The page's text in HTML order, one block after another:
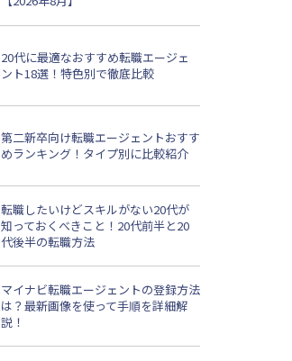
20代に最適なおすすめ転職エージェ
ント18選！特色別で徹底比較
第二新卒向け転職エージェントおすす
めランキング！タイプ別に比較紹介
転職したいけどスキルがない20代が
知っておくべきこと！20代前半と20
代後半の転職方法
マイナビ転職エージェントの登録方法
は？最新画像を使って手順を詳細解
説！